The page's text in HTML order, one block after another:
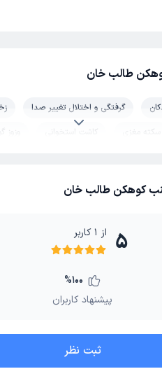
طالب خان
گرفتگی و اختلال تغییر صدا
سکته مغزی کاشت استخوانی
وزوز
کوهکن طالب خان
5 از 1کاربر
%100
پیشنهاد کاربران
ثبت نظر